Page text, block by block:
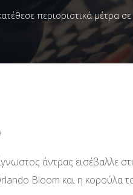
περιοριστικά μέτρα
άντρας εισέβαλλε
Bloom και η κορούλα